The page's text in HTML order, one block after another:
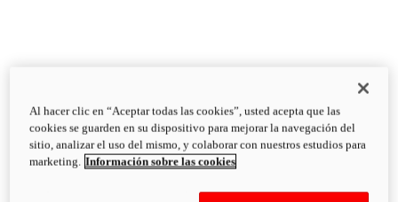
Al hacer clic en “Aceptar todas las cookies”, usted acepta que las
cookies se guarden en su dispositivo para mejorar la navegación del
sitio, analizar el uso del mismo, y colaborar con nuestros estudios para
marketing. Información sobre las cookies